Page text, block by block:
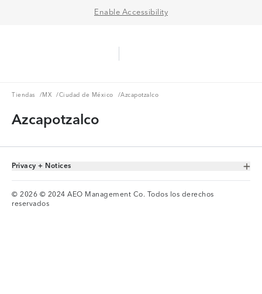
Enable Accessibility
Tiendas
Tiendas /MX
MX /Ciudad de México
Ciudad de México /Azcapotzalco
Azcapotzalco
Toggle Accordion
Privacy + Notices
© 2026 © 2024 AEO Management Co. Todos los derechos
reservados